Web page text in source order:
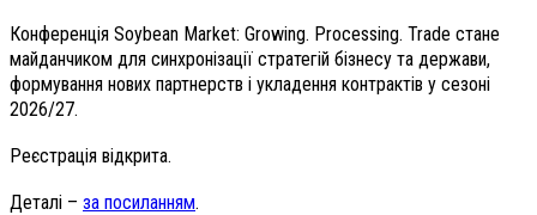
Конференція Soybean Market: Growing. Processing. Trade стане
майданчиком для синхронізації стратегій бізнесу та держави,
формування нових партнерств і укладення контрактів у сезоні
2026/27.
Реєстрація відкрита.
Деталі – за посиланням.